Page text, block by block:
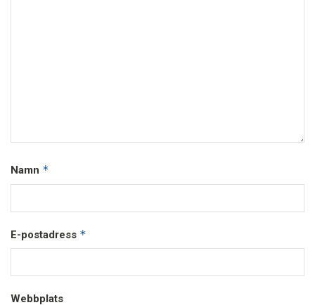
Namn *
E-postadress *
Webbplats